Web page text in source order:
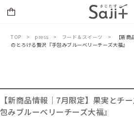
TOP press フード＆スイーツ
【新
のとろける贅沢『手包みブルーベリーチーズ大福』
【新商品情報｜7月限定】果実とチ
包みブルーベリーチーズ大福』